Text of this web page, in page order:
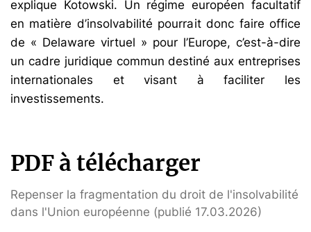
explique Kotowski. Un régime européen facultatif
en matière d’insolvabilité pourrait donc faire office
de « Delaware virtuel » pour l’Europe, c’est-à-dire
un cadre juridique commun destiné aux entreprises
internationales et visant à faciliter les
investissements.
PDF à télécharger
Repenser la fragmentation du droit de l'insolvabilité
dans l'Union européenne (publié 17.03.2026)